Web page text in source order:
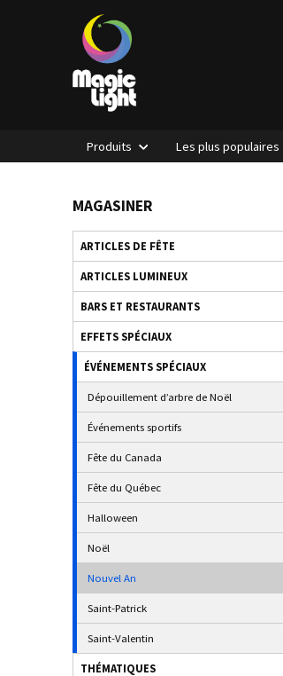
Produits Les plus populaires
MAGASINER
ARTICLES DE FÊTE
ARTICLES LUMINEUX
BARS ET RESTAURANTS
EFFETS SPÉCIAUX
ÉVÉNEMENTS SPÉCIAUX
Dépouillement d’arbre de Noël
Événements sportifs
Fête du Canada
Fête du Québec
Halloween
Noël
Nouvel An
Saint-Patrick
Saint-Valentin
THÉMATIQUES